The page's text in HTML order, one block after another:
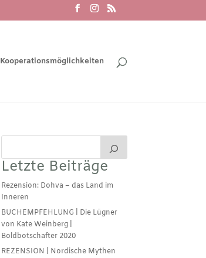
Kooperationsmöglichkeiten
Letzte Beiträge
Rezension: Dohva – das Land im
Inneren
BUCHEMPFEHLUNG | Die Lügner
von Kate Weinberg |
Boldbotschafter 2020
REZENSION | Nordische Mythen